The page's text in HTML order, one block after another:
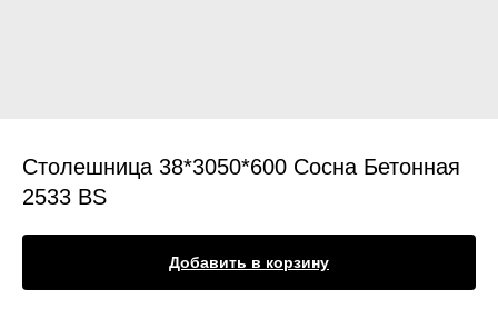
Столешница 38*3050*600 Сосна Бетонная
2533 BS
Добавить в корзину